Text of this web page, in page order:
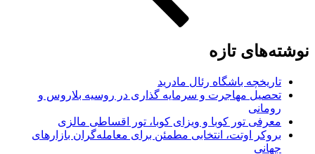
تازه
تاریخچه باشگاه رئال مادرید
تحصیل مهاجرت و سرمایه گذاری در روسیه بلاروس و
معرفی تور کوبا و ویزای کوبا، تور اقساطی مالزی
بروکر اوتت، انتخابی مطمئن برای معامله‌گران بازارهای